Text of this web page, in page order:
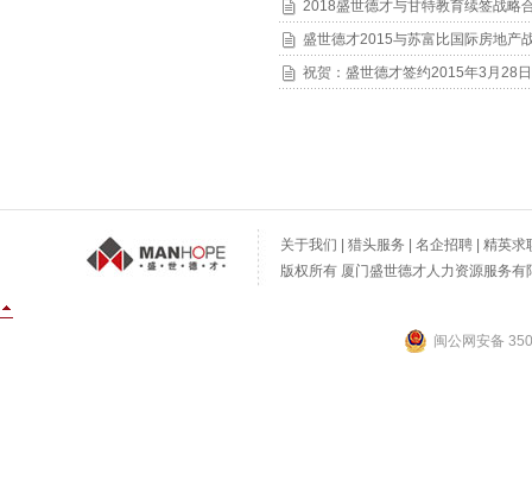
2018盛世德才与甘特教育续签战略
盛世德才2015与苏富比国际房地产
祝贺：盛世德才签约2015年3月28
关于我们 猎头服务 名企招聘
精英求
版权所有 厦门盛世德才人力资源服务
闽公网安备